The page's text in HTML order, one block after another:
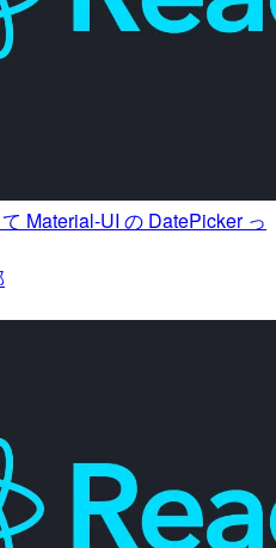
Material-UI の DatePicker っ